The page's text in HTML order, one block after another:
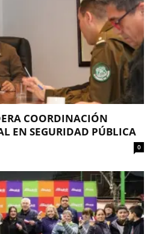
COORDINACIÓN
EN SEGURIDAD PÚBLICA
0